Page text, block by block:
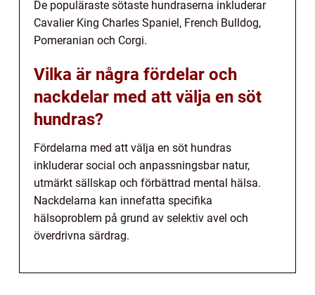
De populäraste sötaste hundraserna inkluderar
Cavalier King Charles Spaniel, French Bulldog,
Pomeranian och Corgi.
Vilka är några fördelar och
nackdelar med att välja en söt
hundras?
Fördelarna med att välja en söt hundras
inkluderar social och anpassningsbar natur,
utmärkt sällskap och förbättrad mental hälsa.
Nackdelarna kan innefatta specifika
hälsoproblem på grund av selektiv avel och
överdrivna särdrag.